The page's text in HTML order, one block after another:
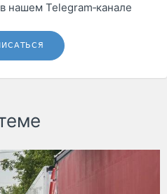
нашем Telegram‑канале